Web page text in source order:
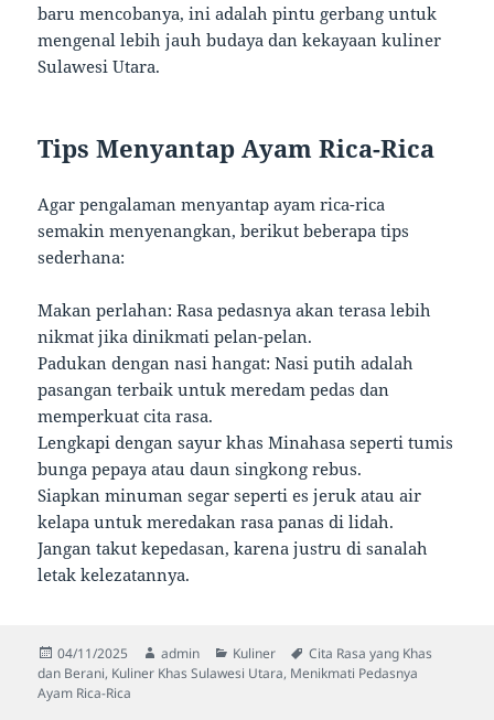
baru mencobanya, ini adalah pintu gerbang untuk
mengenal lebih jauh budaya dan kekayaan kuliner
Sulawesi Utara.
Tips Menyantap Ayam Rica-Rica
Agar pengalaman menyantap ayam rica-rica
semakin menyenangkan, berikut beberapa tips
sederhana:
Makan perlahan: Rasa pedasnya akan terasa lebih
nikmat jika dinikmati pelan-pelan.
Padukan dengan nasi hangat: Nasi putih adalah
pasangan terbaik untuk meredam pedas dan
memperkuat cita rasa.
Lengkapi dengan sayur khas Minahasa seperti tumis
bunga pepaya atau daun singkong rebus.
Siapkan minuman segar seperti es jeruk atau air
kelapa untuk meredakan rasa panas di lidah.
Jangan takut kepedasan, karena justru di sanalah
letak kelezatannya.
Diposkan
pada
04/11/2025 Penulis
admin Kategori
Kuliner Tag
Cita Rasa yang Khas
dan Berani, Kuliner Khas Sulawesi Utara, Menikmati Pedasnya
Ayam Rica-Rica